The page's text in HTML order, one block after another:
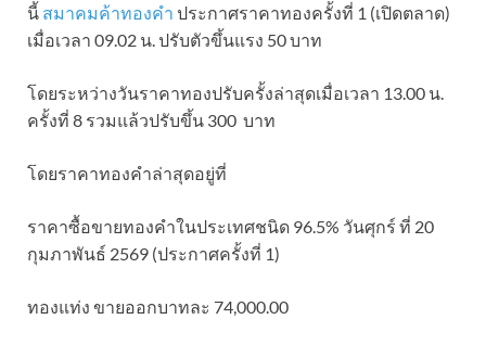
นี้ สมาคมค้าทองคำ ประกาศราคาทองครั้งที่ 1 (เปิดตลาด)
เมื่อเวลา 09.02 น. ปรับตัวขึ้นแรง 50 บาท
โดยระหว่างวันราคาทองปรับครั้งล่าสุดเมื่อเวลา 13.00 น.
ครั้งที่ 8 รวมแล้วปรับขึ้น 300 บาท
โดยราคาทองคำล่าสุดอยู่ที่
ราคาซื้อขายทองคําในประเทศชนิด 96.5% วันศุกร์ ที่ 20
กุมภาพันธ์ 2569 (ประกาศครั้งที่ 1)
ทองแท่ง ขายออกบาทละ 74,000.00